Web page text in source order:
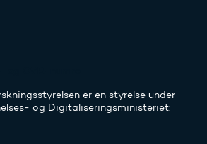
er en styrelse under
og Digitaliseringsministeriet: